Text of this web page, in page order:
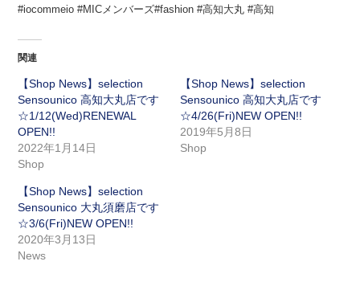
#iocommeio #MICメンバーズ#fashion #高知大丸 #高知
関連
【Shop News】selection
Sensounico 高知大丸店です
☆1/12(Wed)RENEWAL
OPEN!!
2022年1月14日
Shop
【Shop News】selection
Sensounico 高知大丸店です
☆4/26(Fri)NEW OPEN!!
2019年5月8日
Shop
【Shop News】selection
Sensounico 大丸須磨店です
☆3/6(Fri)NEW OPEN!!
2020年3月13日
News